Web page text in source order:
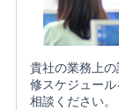
貴社の業務上
修スケジュー
相談ください。